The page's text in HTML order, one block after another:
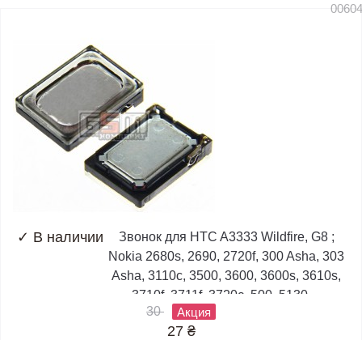
✓ В наличии
Звонок для HTC A3333 Wildfire, G8 ;
Nokia 2680s, 2690, 2720f, 300 Asha, 303
Asha, 3110c, 3500, 3600, 3600s, 3610s,
3710f, 3711f, 3720c, 500, 5130,...
30
Акция
27 ₴